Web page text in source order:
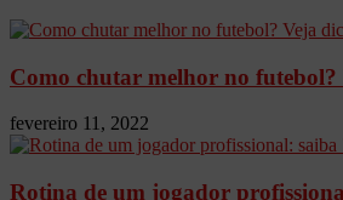
Como chutar melhor no
fevereiro 11, 2022
Rotina de um jogador